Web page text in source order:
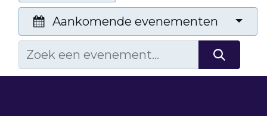
Aankomende evenementen